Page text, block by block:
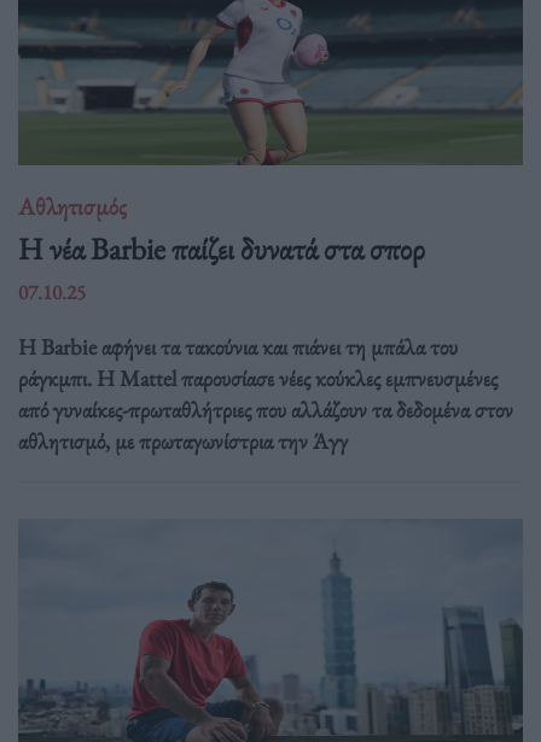
Αθλητισμός
Η νέα Barbie παίζει δυνατά στα σπορ
07.10.25
Η Barbie αφήνει τα τακούνια και πιάνει τη μπάλα του
ράγκμπι. Η Mattel παρουσίασε νέες κούκλες εμπνευσμένες
από γυναίκες-πρωταθλήτριες που αλλάζουν τα δεδομένα στον
αθλητισμό, με πρωταγωνίστρια την Άγγ